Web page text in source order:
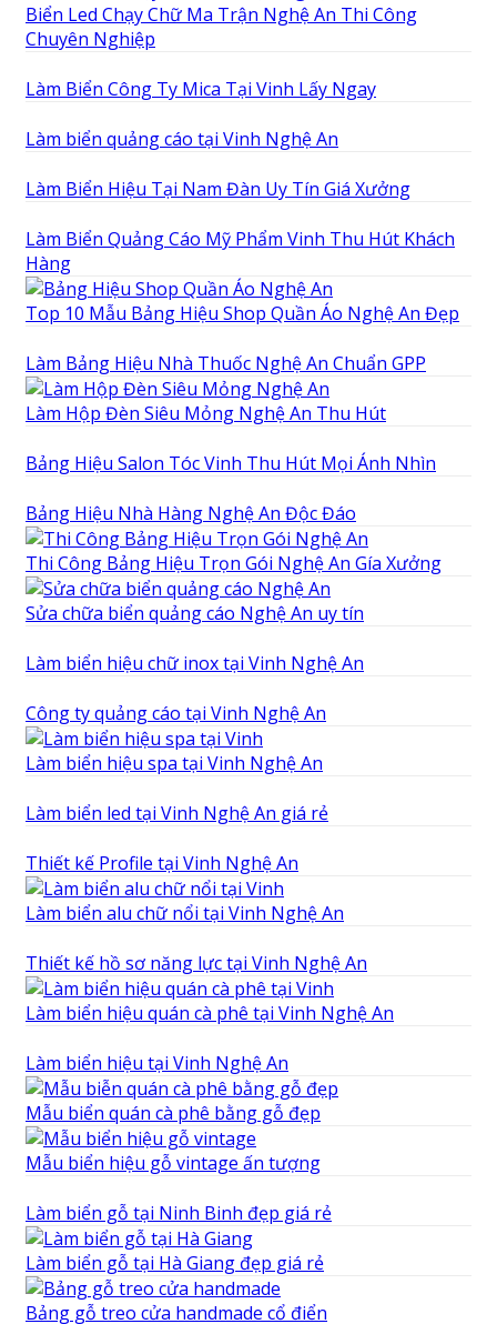
Biển Led Chạy Chữ Ma Trận Nghệ An Thi Công
Chuyên Nghiệp
Làm Biển Công Ty Mica Tại Vinh Lấy Ngay
Làm biển quảng cáo tại Vinh Nghệ An
Làm Biển Hiệu Tại Nam Đàn Uy Tín Giá Xưởng
Làm Biển Quảng Cáo Mỹ Phẩm Vinh Thu Hút Khách
Hàng
Top 10 Mẫu Bảng Hiệu Shop Quần Áo Nghệ An Đẹp
Làm Bảng Hiệu Nhà Thuốc Nghệ An Chuẩn GPP
Làm Hộp Đèn Siêu Mỏng Nghệ An Thu Hút
Bảng Hiệu Salon Tóc Vinh Thu Hút Mọi Ánh Nhìn
Bảng Hiệu Nhà Hàng Nghệ An Độc Đáo
Thi Công Bảng Hiệu Trọn Gói Nghệ An Gía Xưởng
Sửa chữa biển quảng cáo Nghệ An uy tín
Làm biển hiệu chữ inox tại Vinh Nghệ An
Công ty quảng cáo tại Vinh Nghệ An
Làm biển hiệu spa tại Vinh Nghệ An
Làm biển led tại Vinh Nghệ An giá rẻ
Thiết kế Profile tại Vinh Nghệ An
Làm biển alu chữ nổi tại Vinh Nghệ An
Thiết kế hồ sơ năng lực tại Vinh Nghệ An
Làm biển hiệu quán cà phê tại Vinh Nghệ An
Làm biển hiệu tại Vinh Nghệ An
Mẫu biển quán cà phê bằng gỗ đẹp
Mẫu biển hiệu gỗ vintage ấn tượng
Làm biển gỗ tại Ninh Binh đẹp giá rẻ
Làm biển gỗ tại Hà Giang đẹp giá rẻ
Bảng gỗ treo cửa handmade cổ điển